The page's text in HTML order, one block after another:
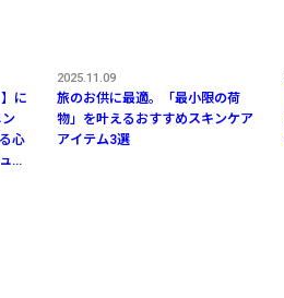
に
心
ア
旅のお供に最適。「最小限の荷
物」を叶えるおすすめスキンケア
アイテム3選
2025.11.09